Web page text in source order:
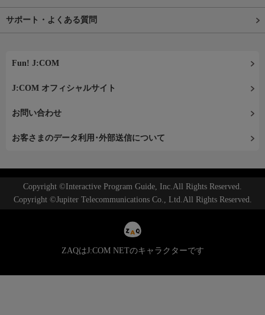
サポート・よくある質問
Fun! J:COM
J:COM オフィシャルサイト
お問い合わせ
お客さまのデータ利用･外部送信について
Copyright ©Interactive Program Guide, Inc.All Rights Reserved.
Copyright ©Jupiter Telecommunications Co., Ltd.All Rights Reserved.
ZAQはJ:COM NETのキャラクターです